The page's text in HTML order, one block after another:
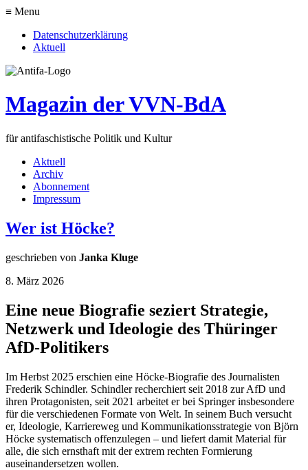
≡ Menu
Datenschutzerklärung
Aktuell
Magazin der VVN-BdA
für antifaschistische Politik und Kultur
Aktuell
Archiv
Abonnement
Impressum
Wer ist Höcke?
geschrieben von Janka Kluge
8. März 2026
Eine neue Biografie seziert Strategie,
Netzwerk und Ideologie des Thüringer
AfD-Politikers
Im Herbst 2025 erschien eine Höcke-Biografie des Journalisten
Frederik Schindler. Schindler recherchiert seit 2018 zur AfD und
ihren Protagonisten, seit 2021 arbeitet er bei Springer insbesondere
für die verschiedenen Formate von Welt. In seinem Buch versucht
er, Ideologie, Karriereweg und Kommunikationsstrategie von Björn
Höcke systematisch offenzulegen – und liefert damit Material für
alle, die sich ernsthaft mit der extrem rechten Formierung
auseinandersetzen wollen.